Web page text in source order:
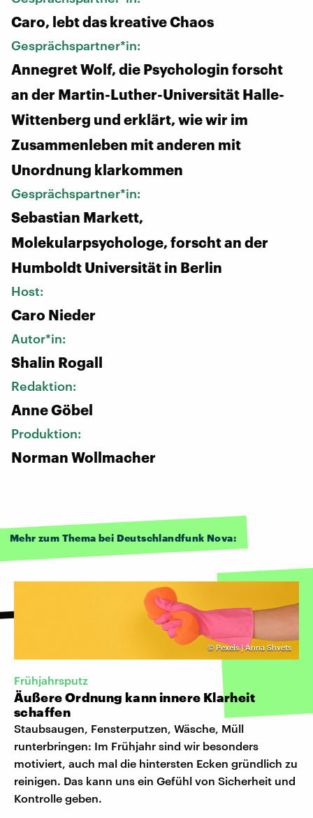
Caro, lebt das kreative Chaos
Gesprächspartner*in:
Annegret Wolf, die Psychologin forscht
an der Martin-Luther-Universität Halle-
Wittenberg und erklärt, wie wir im
Zusammenleben mit anderen mit
Unordnung klarkommen
Gesprächspartner*in:
Sebastian Markett,
Molekularpsychologe, forscht an der
Humboldt Universität in Berlin
Host:
Caro Nieder
Autor*in:
Shalin Rogall
Redaktion:
Anne Göbel
Produktion:
Norman Wollmacher
Mehr zum Thema bei Deutschlandfunk Nova:
© Pexels | Anna Shvets
Frühjahrsputz
Äußere Ordnung kann innere Klarheit
schaffen
Staubsaugen, Fensterputzen, Wäsche, Müll
runterbringen: Im Frühjahr sind wir besonders
motiviert, auch mal die hintersten Ecken gründlich zu
reinigen. Das kann uns ein Gefühl von Sicherheit und
Kontrolle geben.